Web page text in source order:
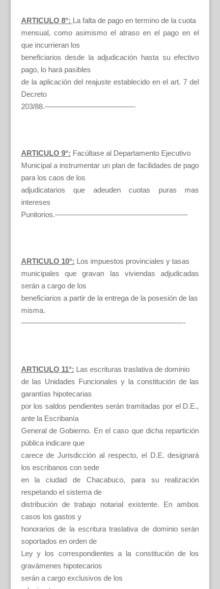
ARTICULO 8°: La falta de pago en termino de la cuota
mensual, como asimismo el atraso en el pago en el
que incurrieran los
beneficiarios desde la adjudicación hasta su efectivo
pago, lo hará pasibles
de la aplicación del reajuste establecido en el art. 7 del
Decreto
203/88.————————————-
ARTICULO 9°: Facúltase al Departamento Ejecutivo
Municipal a instrumentar un plan de facilidades de pago
para los caos de los
adjudicatarios que adeuden cuotas puras mas
intereses
Punitorios.——————————————————
ARTICULO 10°: Los impuestos provinciales y tasas
municipales que gravan las viviendas adjudicadas
serán a cargo de los
beneficiarios a partir de la entrega de la posesión de las
misma.
——————————————————————-
ARTICULO 11°: Las escrituras traslativa de dominio
de las Unidades Funcionales y la constitución de las
garantías hipotecarias
por los saldos pendientes serán tramitadas por el D.E.,
ante la Escribanía
General de Gobierno. En el caso que dicha repartición
pública indicare que
carece de Jurisdicción al respecto, el D.E. designará
los escribanos con sede
en la ciudad de Chacabuco, para su realización
respetando el sistema de
distribución de trabajo notarial existente. En ambos
casos los gastos y
honorarios de la escritura traslativa de dominio serán
soportados en orden de
Ley y los correspondientes a la constitución de los
gravámenes hipotecarios
serán a cargo exclusivos de los